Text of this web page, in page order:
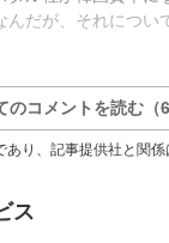
んだが、それについ
のコメントを読む（
り、記事提供社と関係
ス